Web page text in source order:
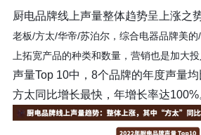
厨电品牌线上声量整体趋势呈上涨之
老板/方太/华帝/苏泊尔，综合电器品牌美
上拓宽产品的种类和数量，营销也是加大投
声量Top 10中，8个品牌的年度声量
方太同比增长最快，年增长率达100%